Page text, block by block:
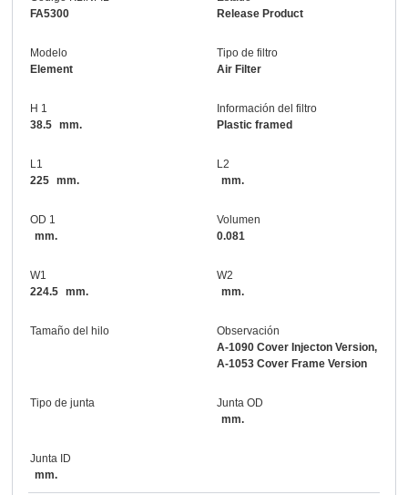
FA5300
Release Product
Modelo
Element
Tipo de filtro
Air Filter
H 1
38.5 mm.
Información del filtro
Plastic framed
L1
225 mm.
L2
mm.
OD 1
mm.
Volumen
0.081
W1
224.5 mm.
W2
mm.
Tamaño del hilo
Observación
A-1090 Cover Injecton Version,
A-1053 Cover Frame Version
Tipo de junta
Junta OD
mm.
Junta ID
mm.